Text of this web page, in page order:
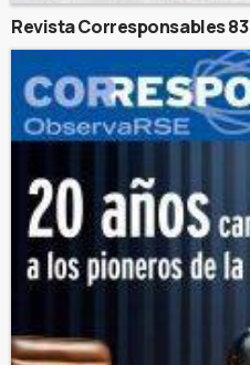
Revista Corresponsables 83